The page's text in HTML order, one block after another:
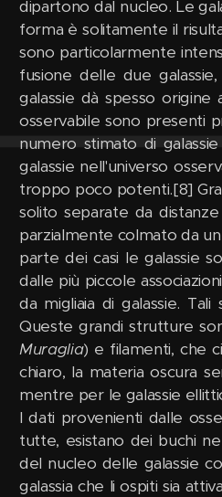
dipartono dal nucleo. Le
forma è solitamente il
sono particolarmente
fusione delle due
galassie dà spesso
osservabile sono presenti
numero stimato di
galassie nell'universo
troppo poco potenti.[8]
solito separate da
parzialmente colmato da
parte dei casi le galassie
dalle più piccole
da migliaia di galassie.
Queste grandi strutture
Muraglia) e filamenti, che
chiaro, la materia oscura
mentre per le galassie
I dati provenienti dalle
tutte, esistano dei buchi
del nucleo delle galassie
galassia che li ospiti sia